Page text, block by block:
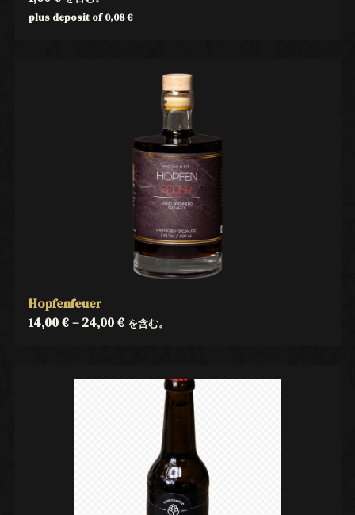
plus deposit of0,08€
Hopfenfeuer
14,00€–24,00€ を含む。